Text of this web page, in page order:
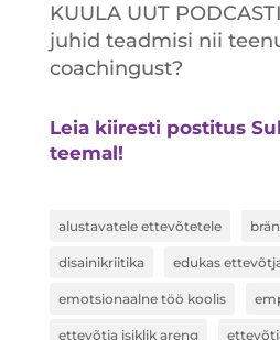
KUULA UUT
juhid teadmisi nii
coachingust?
Leia kiiresti postitus
teemal!
alustavatele ettevõtetele
disainikriitika edukas
emotsionaalne töö koolis
ettevõtja isiklik areng